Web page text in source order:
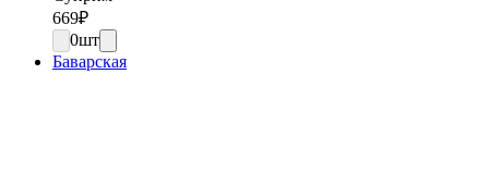
669₽
0шт
Баварская